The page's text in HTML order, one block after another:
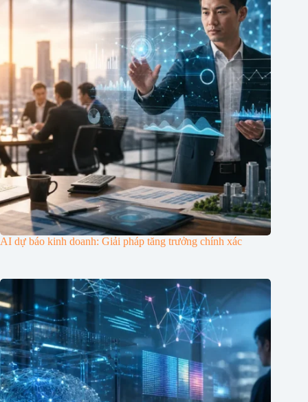
AI dự báo kinh doanh: Giải pháp tăng trưởng chính xác